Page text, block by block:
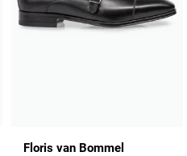
Floris van Bommel